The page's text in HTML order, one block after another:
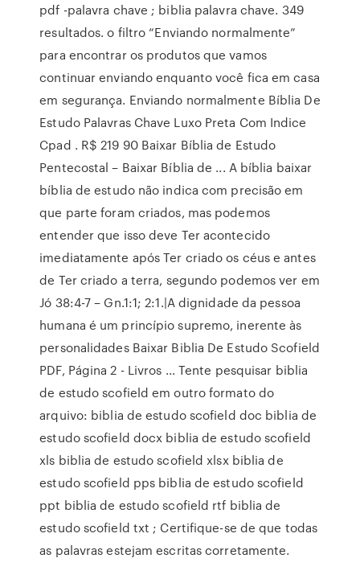
pdf -palavra chave ; biblia palavra chave. 349
resultados. o filtro “Enviando normalmente”
para encontrar os produtos que vamos
continuar enviando enquanto você fica em casa
em segurança. Enviando normalmente Bíblia De
Estudo Palavras Chave Luxo Preta Com Indice
Cpad . R$ 219 90 Baixar Bíblia de Estudo
Pentecostal – Baixar Bíblia de ... A bíblia baixar
bíblia de estudo não indica com precisão em
que parte foram criados, mas podemos
entender que isso deve Ter acontecido
imediatamente após Ter criado os céus e antes
de Ter criado a terra, segundo podemos ver em
Jó 38:4-7 – Gn.1:1; 2:1.|A dignidade da pessoa
humana é um princípio supremo, inerente às
personalidades Baixar Biblia De Estudo Scofield
PDF, Página 2 - Livros ... Tente pesquisar biblia
de estudo scofield em outro formato do
arquivo: biblia de estudo scofield doc biblia de
estudo scofield docx biblia de estudo scofield
xls biblia de estudo scofield xlsx biblia de
estudo scofield pps biblia de estudo scofield
ppt biblia de estudo scofield rtf biblia de
estudo scofield txt ; Certifique-se de que todas
as palavras estejam escritas corretamente.